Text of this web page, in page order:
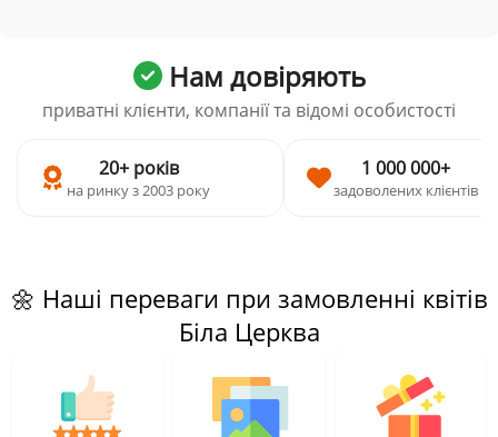
Нам довіряють
приватні клієнти, компанії та відомі особистості
20+ років
на ринку з 2003 року
1 000 000+
задоволених клієнтів
🌼 Наші переваги при замовленні квітів
Біла Церква